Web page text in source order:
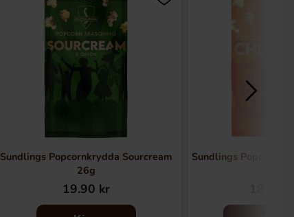
Sundlings Popcornkrydda Sourcream
26g
19.90 kr
Sundlings